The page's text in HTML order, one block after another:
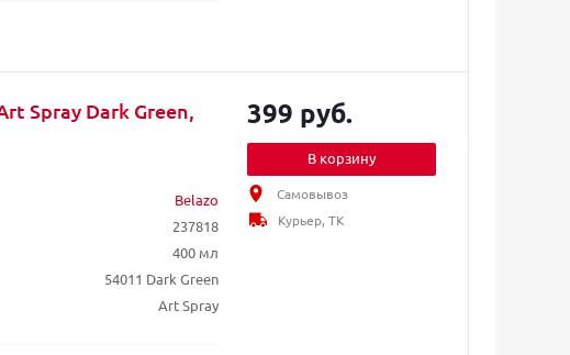
Spray Dark Green,
Belazo
237818
400 мл
54011 Dark Green
Art Spray
399 руб.
В корзину
Самовывоз
Курьер, ТК